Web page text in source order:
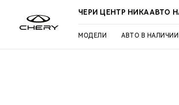
ЧЕРИ ЦЕНТР НИКА АВТО
МОДЕЛИ АВТО В НАЛИЧИИ